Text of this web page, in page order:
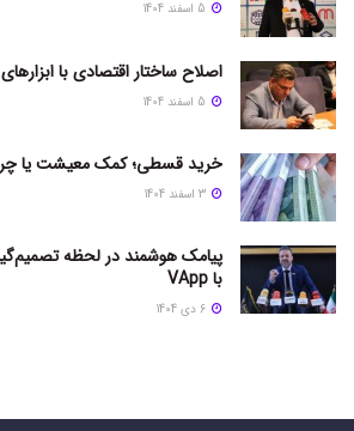
اصلاح ساختار اقتصادی با
خرید قسطی؛ کمک معیشت یا
پیامک هوشمند در لحظه
با VApp